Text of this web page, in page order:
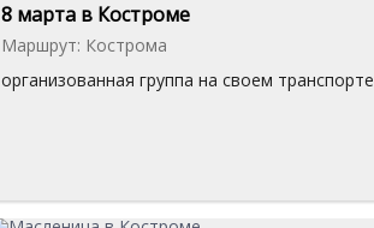
8 марта в Костроме
Маршрут: Кострома
организованная группа на своем транспорте